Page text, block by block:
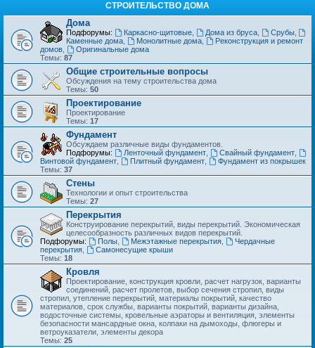
СТРОИТЕЛЬСТВО ДОМА
Дома
Подфорумы: Каркасно-щитовые, Дома из бруса, Срубы,
Каменные дома
Монолитные дома,
Реконструкция и ремонт
домов
Оригинальные дома
Темы: 87
Общие строительные вопросы
Обсуждения на тему строительства дома
Темы: 50
Проектирование
Проектирование
Темы: 17
Фундамент
Обсуждаем различные виды фундаментов.
Подфорумы:
Ленточный фундамент, Свайный фундамент,
Винтовой фундамент
Плитный фундамент,
Фундамент из покрышек
Темы: 37
Стены
Технологии и опыт строительства
Темы: 27
Перекрытия
Конструирование перекрытий, виды перекрытий. Экономическая
целесообразность различных видов перекрытий.
Подфорумы:
Полы, Межэтажные перекрытия,
Чердачные
перекрытия
Самонесущие крыши
Темы: 18
Кровля
Проектирование, конструкция кровли, расчет нагрузок, варианты
соединений, расчет пролетов, выбор сечения стропил, виды
стропил, утепление перекрытий, материалы покрытий, качество
материалов, срок службы, варианты покрытий, варианты дизайна,
водосточные системы, кровельные аэраторы и вентиляция, элементы
безопасности мансардные окна, колпаки на дымоходы, флюгеры и
ветроуказатели, элементы декора
Темы: 25